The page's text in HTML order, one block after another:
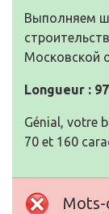
Выполняем
Московской
Longueur : 97
Génial, votre
70 et 160